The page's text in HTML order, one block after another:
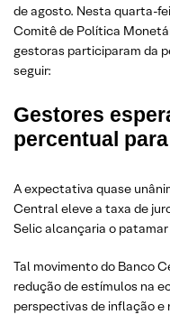
de agosto. Nesta quarta-
Comitê de Política
gestoras participaram da
seguir:
Gestores
percentual
A expectativa quase
Central eleve a taxa de
Selic alcançaria o patamar
Tal movimento do Banco
redução de estímulos na
perspectivas de inflação e